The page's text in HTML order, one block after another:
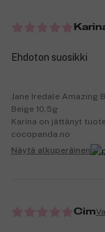
Ehdoton suosikki
Jane Iredale Amazing
Beige 10,5g
Karina on jättänyt
cocopanda.no
Näytä alkuperäinen
Cim